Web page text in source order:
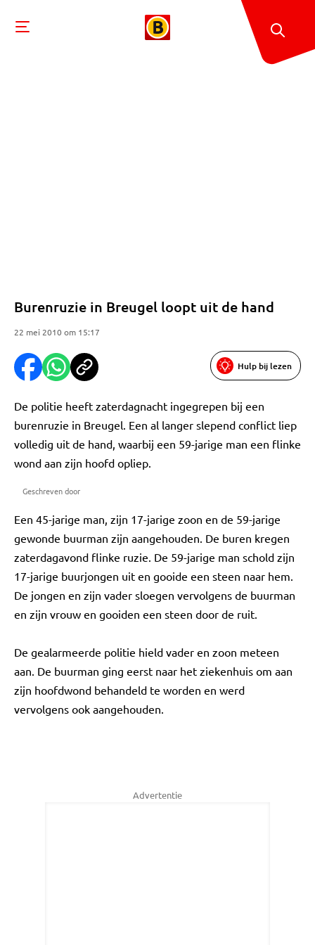
Burenruzie in Breugel loopt uit de hand
22 mei 2010 om 15:17
Hulp bij lezen
De politie heeft zaterdagnacht ingegrepen bij een
burenruzie in Breugel. Een al langer slepend conflict liep
volledig uit de hand, waarbij een 59-jarige man een flinke
wond aan zijn hoofd opliep.
Geschreven door
Een 45-jarige man, zijn 17-jarige zoon en de 59-jarige
gewonde buurman zijn aangehouden. De buren kregen
zaterdagavond flinke ruzie. De 59-jarige man schold zijn
17-jarige buurjongen uit en gooide een steen naar hem.
De jongen en zijn vader sloegen vervolgens de buurman
en zijn vrouw en gooiden een steen door de ruit.
De gealarmeerde politie hield vader en zoon meteen
aan. De buurman ging eerst naar het ziekenhuis om aan
zijn hoofdwond behandeld te worden en werd
vervolgens ook aangehouden.
Advertentie